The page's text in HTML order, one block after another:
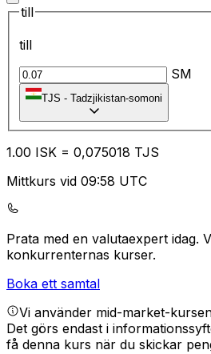
till
till
SM
TJS - Tadzjikistan-somoni
1.00 ISK = 0,075018 TJS
Mittkurs vid 09:58 UTC
Prata med en valutaexpert idag.
konkurrenternas kurser.
Boka ett samtal
Vi använder mid-market-
Det görs endast i
få denna kurs när du skickar